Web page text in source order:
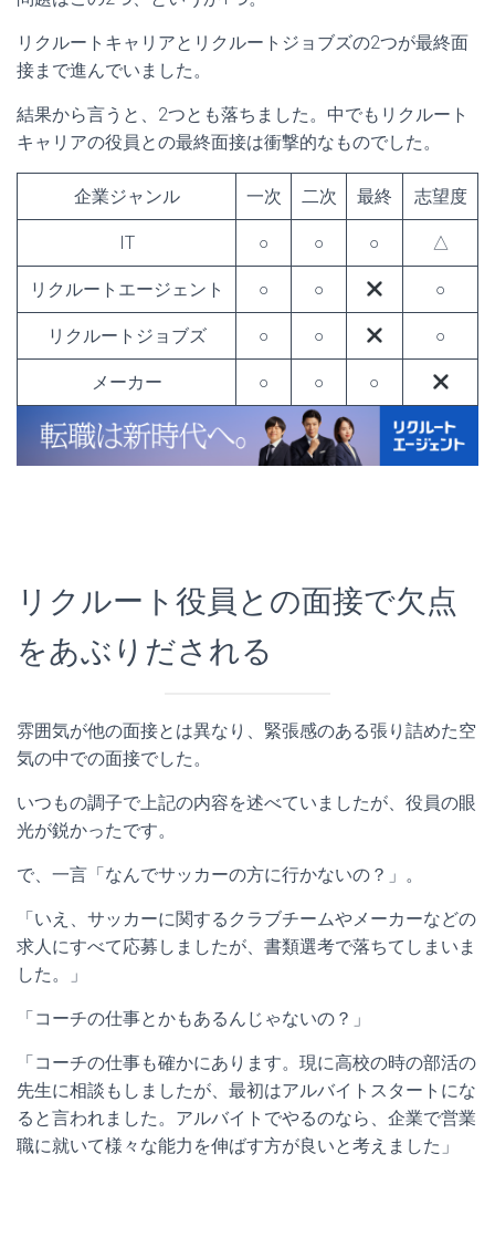
リクルートキャリアとリクルートジョブズの2つが最終面
接まで進んでいました。
結果から言うと、2つとも落ちました。中でもリクルート
キャリアの役員との最終面接は衝撃的なものでした。
企業ジャンル 一次 二次 最終 志望度
IT ○ ○ ○ △
リクルートエージェント ○ ○ ○
リクルートジョブズ ○ ○ ○
メーカー ○ ○ ○
リクルート役員との面接で欠点
をあぶりだされる
雰囲気が他の面接とは異なり、緊張感のある張り詰めた空
気の中での面接でした。
いつもの調子で上記の内容を述べていましたが、役員の眼
光が鋭かったです。
で、一言「なんでサッカーの方に行かないの？」。
「いえ、サッカーに関するクラブチームやメーカーなどの
求人にすべて応募しましたが、書類選考で落ちてしまいま
した。」
「コーチの仕事とかもあるんじゃないの？」
「コーチの仕事も確かにあります。現に高校の時の部活の
先生に相談もしましたが、最初はアルバイトスタートにな
ると言われました。アルバイトでやるのなら、企業で営業
職に就いて様々な能力を伸ばす方が良いと考えました」